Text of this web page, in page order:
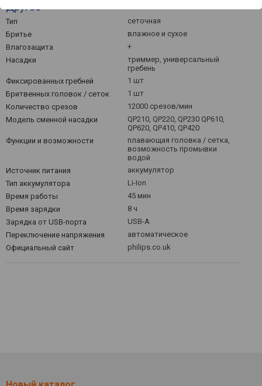
Другое
Тип
сеточная
Бритье
влажное и сухое
Влагозащита
+
Насадки
триммер, универсальный
гребень
Фиксированных гребней
1 шт
Бритвенных головок / сеток
1 шт
Количество срезов
12000 срезов/мин
Модель сменной насадки
QP210, QP220, QP230 QP610,
QP620, QP410, QP420
Функции и возможности
плавающая головка / сетка,
возможность промывки
водой
Источник питания
аккумулятор
Тип аккумулятора
Li-Ion
Время работы
45 мин
Время зарядки
8 ч
Зарядка от USB-порта
USB-A
Переключение напряжения
автоматическое
Официальный сайт
philips.co.uk